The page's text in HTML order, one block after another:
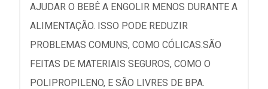
AJUDAR O BEBÊ A ENGOLIR MENOS DURANTE A
ALIMENTAÇÃO. ISSO PODE REDUZIR
PROBLEMAS COMUNS, COMO CÓLICAS.SÃO
FEITAS DE MATERIAIS SEGUROS, COMO O
POLIPROPILENO, E SÃO LIVRES DE BPA.